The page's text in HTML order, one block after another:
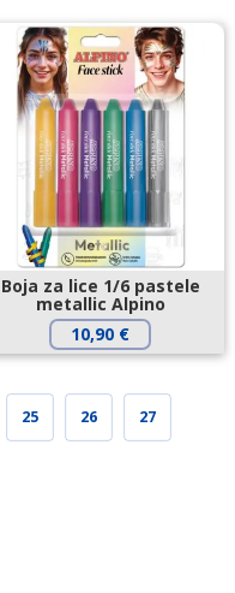
Boja za lice 1/6 pastele
metallic Alpino
10,90 €
25 26 27